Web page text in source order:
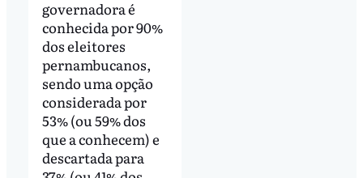
governadora é
conhecida por 90%
dos eleitores
pernambucanos,
sendo uma opção
considerada por
53% (ou 59% dos
que a conhecem) e
descartada para